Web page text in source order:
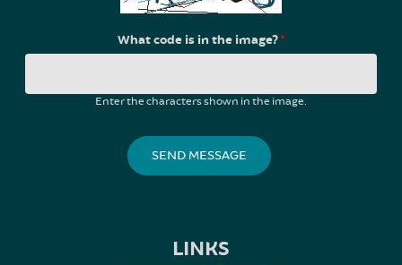
What code is in the image?*
Enter the characters shown in the image.
LINKS